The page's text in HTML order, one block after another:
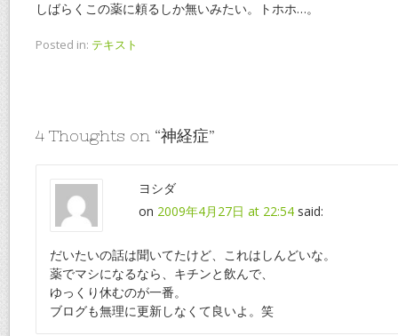
しばらくこの薬に頼るしか無いみたい。トホホ…。
Posted in: テキスト
4 Thoughts on “神経症”
ヨシダ
on 2009年4月27日 at 22:54 said:
だいたいの話は聞いてたけど、これはしんどいな。
薬でマシになるなら、キチンと飲んで、
ゆっくり休むのが一番。
ブログも無理に更新しなくて良いよ。笑